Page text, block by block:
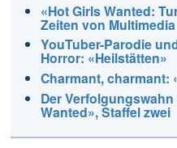
«Hot Girls Wanted:
Zeiten von Multimedia
YouTuber-Parodie
Horror: «Heilstätten»
Charmant, charmant:
Der
Wanted», Staffel zwei